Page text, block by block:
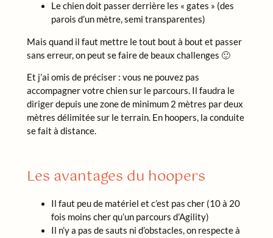
Le chien doit passer derrière les « gates » (des
parois d’un mètre, semi transparentes)
Mais quand il faut mettre le tout bout à bout et passer
sans erreur, on peut se faire de beaux challenges 🙂
Et j’ai omis de préciser : vous ne pouvez pas
accompagner votre chien sur le parcours. Il faudra le
diriger depuis une zone de minimum 2 mètres par deux
mètres délimitée sur le terrain. En hoopers, la conduite
se fait à distance.
Les avantages du hoopers
Il faut peu de matériel et c’est pas cher (10 à 20
fois moins cher qu’un parcours d’Agility)
Il n’y a pas de sauts ni d’obstacles, on respecte à